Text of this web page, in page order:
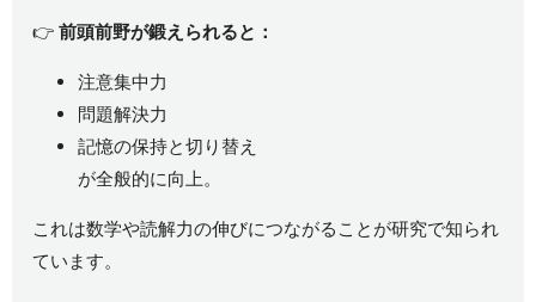
👉前頭前野が鍛えられると：
注意集中力
問題解決力
記憶の保持と切り替え
が全般的に向上。
これは数学や読解力の伸びにつながることが研究で知られ
ています。